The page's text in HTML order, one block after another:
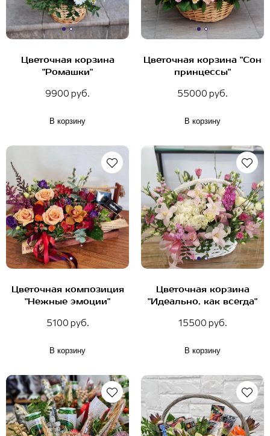
Цветочная корзина
"Ромашки"
9900 руб.
В корзину
Цветочная корзина "Сон
принцессы"
55000 руб.
В корзину
Цветочная композиция
"Нежные эмоции"
5100 руб.
В корзину
Цветочная корзина
"Идеально, как всегда"
15500 руб.
В корзину